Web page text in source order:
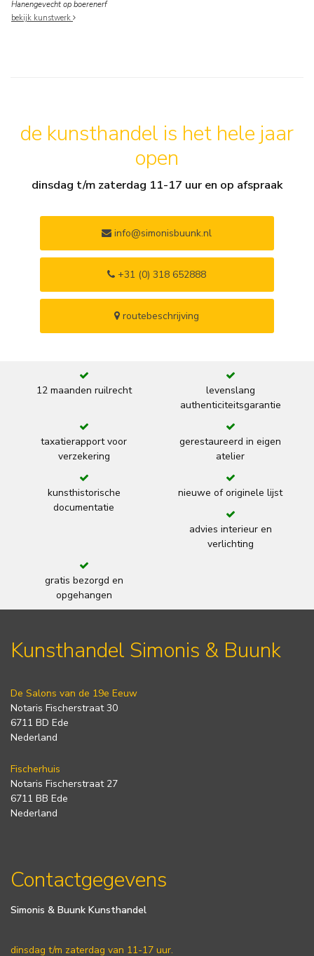
Hanengevecht op boerenerf
bekijk kunstwerk
de kunsthandel is het hele jaar
open
dinsdag t/m zaterdag 11-17 uur en op afspraak
info@simonisbuunk.nl
+31 (0) 318 652888
routebeschrijving
12 maanden ruilrecht
levenslang
authenticiteitsgarantie
taxatierapport voor
verzekering
gerestaureerd in eigen
atelier
kunsthistorische
documentatie
nieuwe of originele lijst
advies interieur en
verlichting
gratis bezorgd en
opgehangen
Kunsthandel Simonis & Buunk
De Salons van de 19e Eeuw
Notaris Fischerstraat 30
6711 BD Ede
Nederland
Fischerhuis
Notaris Fischerstraat 27
6711 BB Ede
Nederland
Contactgegevens
Simonis & Buunk Kunsthandel
dinsdag t/m zaterdag van 11-17 uur.